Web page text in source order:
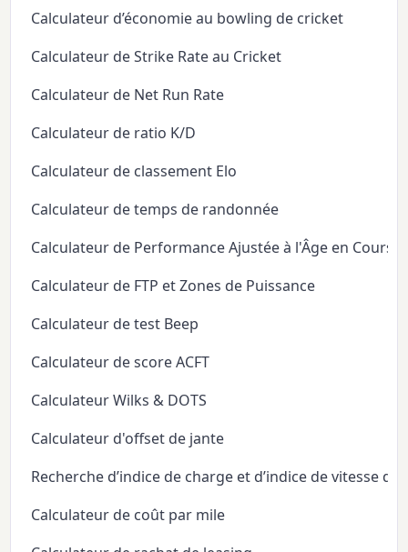
Calculateur d’économie au bowling de cricket
Calculateur de Strike Rate au Cricket
Calculateur de Net Run Rate
Calculateur de ratio K/D
Calculateur de classement Elo
Calculateur de temps de randonnée
Calculateur de Performance Ajustée à l'Âge en Course
Calculateur de FTP et Zones de Puissance
Calculateur de test Beep
Calculateur de score ACFT
Calculateur Wilks & DOTS
Calculateur d'offset de jante
Recherche d’indice de charge et d’indice de vitesse
Calculateur de coût par mile